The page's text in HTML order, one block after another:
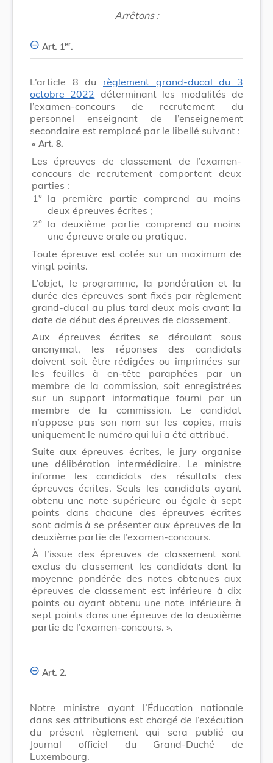
Arrêtons :
Art. 1er.
L’article 8 du règlement grand-ducal du 3
octobre 2022 déterminant les modalités de
l’examen-concours de recrutement du
personnel enseignant de l’enseignement
secondaire est remplacé par le libellé suivant :
« Art. 8.
Les épreuves de classement de l’examen-
concours de recrutement comportent deux
parties :
1° la première partie comprend au moins
deux épreuves écrites ;
2° la deuxième partie comprend au moins
une épreuve orale ou pratique.
Toute épreuve est cotée sur un maximum de
vingt points.
L’objet, le programme, la pondération et la
durée des épreuves sont fixés par règlement
grand-ducal au plus tard deux mois avant la
date de début des épreuves de classement.
Aux épreuves écrites se déroulant sous
anonymat, les réponses des candidats
doivent soit être rédigées ou imprimées sur
les feuilles à en-tête paraphées par un
membre de la commission, soit enregistrées
sur un support informatique fourni par un
membre de la commission. Le candidat
n’appose pas son nom sur les copies, mais
uniquement le numéro qui lui a été attribué.
Suite aux épreuves écrites, le jury organise
une délibération intermédiaire. Le ministre
informe les candidats des résultats des
épreuves écrites. Seuls les candidats ayant
obtenu une note supérieure ou égale à sept
points dans chacune des épreuves écrites
sont admis à se présenter aux épreuves de la
deuxième partie de l’examen-concours.
À l’issue des épreuves de classement sont
exclus du classement les candidats dont la
moyenne pondérée des notes obtenues aux
épreuves de classement est inférieure à dix
points ou ayant obtenu une note inférieure à
sept points dans une épreuve de la deuxième
partie de l’examen-concours. ».
Art. 2.
Notre ministre ayant l’Éducation nationale
dans ses attributions est chargé de l’exécution
du présent règlement qui sera publié au
Journal officiel du Grand-Duché de
Luxembourg.